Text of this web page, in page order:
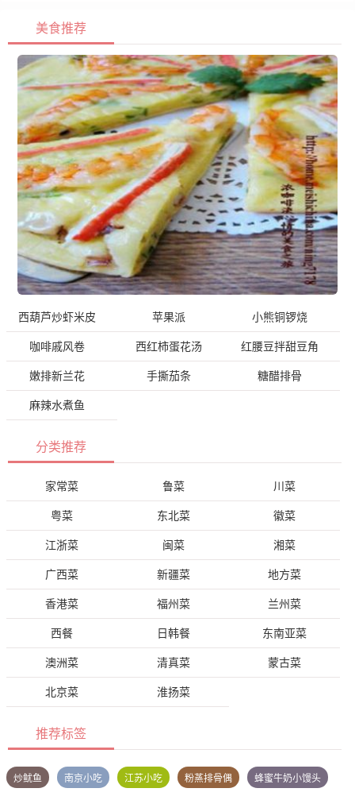
美食推荐
西葫芦炒虾米皮 苹果派 小熊铜锣烧
咖啡戚风卷 西红柿蛋花汤 红腰豆拌甜豆角
嫩排新兰花 手撕茄条 糖醋排骨
麻辣水煮鱼
分类推荐
家常菜 鲁菜 川菜
粤菜 东北菜 徽菜
江浙菜 闽菜 湘菜
广西菜 新疆菜 地方菜
香港菜 福州菜 兰州菜
西餐 日韩餐 东南亚菜
澳洲菜 清真菜 蒙古菜
北京菜 淮扬菜
推荐标签
炒鱿鱼 南京小吃 江苏小吃 粉蒸排骨偶 蜂蜜牛奶小馒头